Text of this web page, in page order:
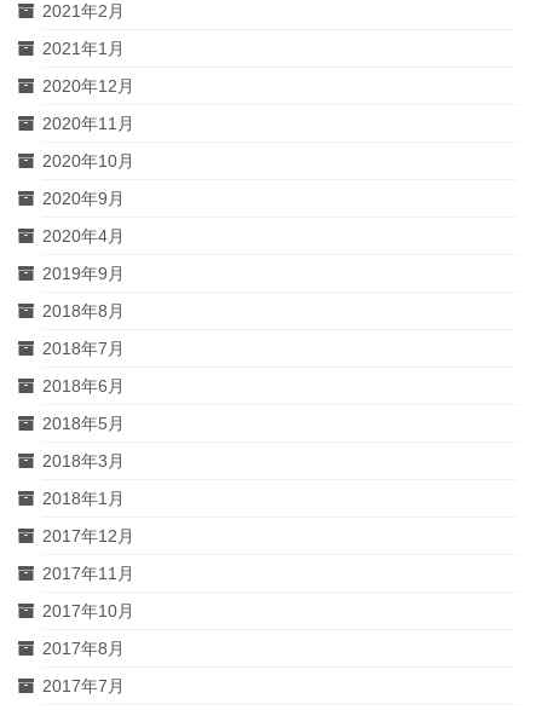
2021年2月
2021年1月
2020年12月
2020年11月
2020年10月
2020年9月
2020年4月
2019年9月
2018年8月
2018年7月
2018年6月
2018年5月
2018年3月
2018年1月
2017年12月
2017年11月
2017年10月
2017年8月
2017年7月